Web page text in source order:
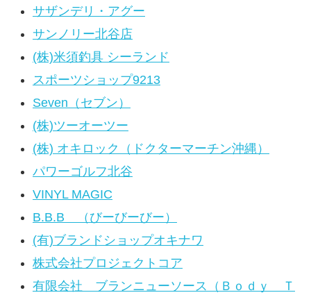
サザンデリ・アグー
サンノリー北谷店
(株)米須釣具 シーランド
スポーツショップ9213
Seven（セブン）
(株)ツーオーツー
(株) オキロック（ドクターマーチン沖縄）
パワーゴルフ北谷
VINYL MAGIC
B.B.B （びーびーびー）
(有)ブランドショップオキナワ
株式会社プロジェクトコア
有限会社 ブランニューソース（Ｂｏｄｙ Ｔ